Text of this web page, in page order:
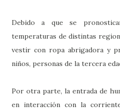
Debido a que se
temperaturas de distintas
vestir con ropa abrigadora y
niños, personas de la tercera
Por otra parte, la entrada de
en interacción con la